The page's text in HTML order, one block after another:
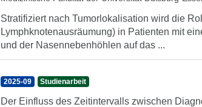
Stratifiziert nach Tumorlokalisation wird die
Lymphknotenausräumung) in Patienten mit
und der Nasennebenhöhlen auf das ...
2025-09 Studienarbeit
Der Einfluss des Zeitintervalls zwischen